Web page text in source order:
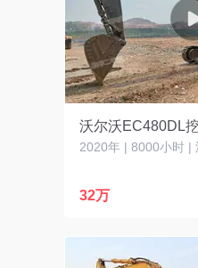
沃尔沃EC480DL
2020年 | 8000小时 |
32万